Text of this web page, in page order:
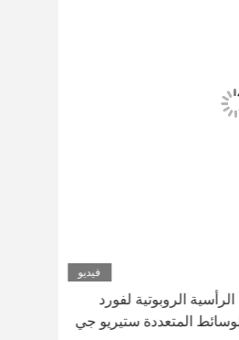
فيديو
الروبوتية لفورد
السيارة الوسائط المتعددة ستيريو جي